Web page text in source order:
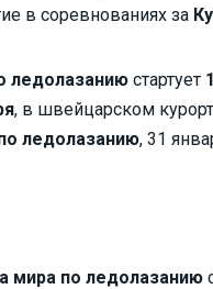
в соревнованиях за
ледолазанию стартует
, в швейцарском
ледолазанию, 31
мира по ледолазанию